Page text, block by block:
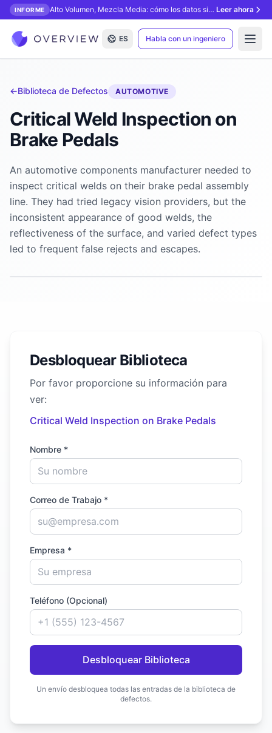
INFORME Alto Volumen, Mezcla Media: cómo los datos sintéticos desbloquean la inspección con IA. Leer ahora
ES Habla con un ingeniero
←Biblioteca de Defectos AUTOMOTIVE
Critical Weld Inspection on
Brake Pedals
An automotive components manufacturer needed to
inspect critical welds on their brake pedal assembly
line. They had tried legacy vision providers, but the
inconsistent appearance of good welds, the
reflectiveness of the surface, and varied defect types
led to frequent false rejects and escapes.
Desbloquear Biblioteca
Por favor proporcione su información para
ver:
Critical Weld Inspection on Brake Pedals
Nombre *
Correo de Trabajo *
Empresa *
Teléfono (Opcional)
Desbloquear Biblioteca
Un envío desbloquea todas las entradas de la biblioteca de
defectos.